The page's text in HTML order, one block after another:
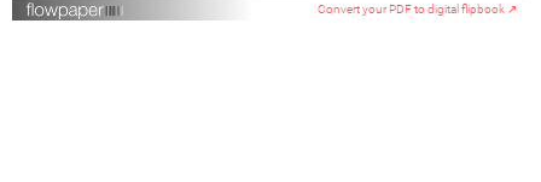
Convert your PDF to digital flipbook ↗